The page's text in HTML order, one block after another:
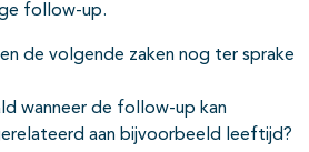
follow-up.
de volgende zaken nog ter sprake
wanneer de follow-up kan
aan bijvoorbeeld leeftijd?